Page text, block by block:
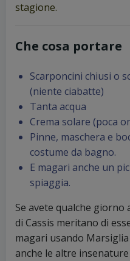
stagione.
Che cosa portare
Scarponcini chiusi o
(niente ciabatte)
Tanta acqua
Crema solare (poca
Pinne, maschera e
costume da bagno.
E magari anche un
spiaggia.
Se avete qualche giorno
di Cassis meritano di
magari usando
anche le altre